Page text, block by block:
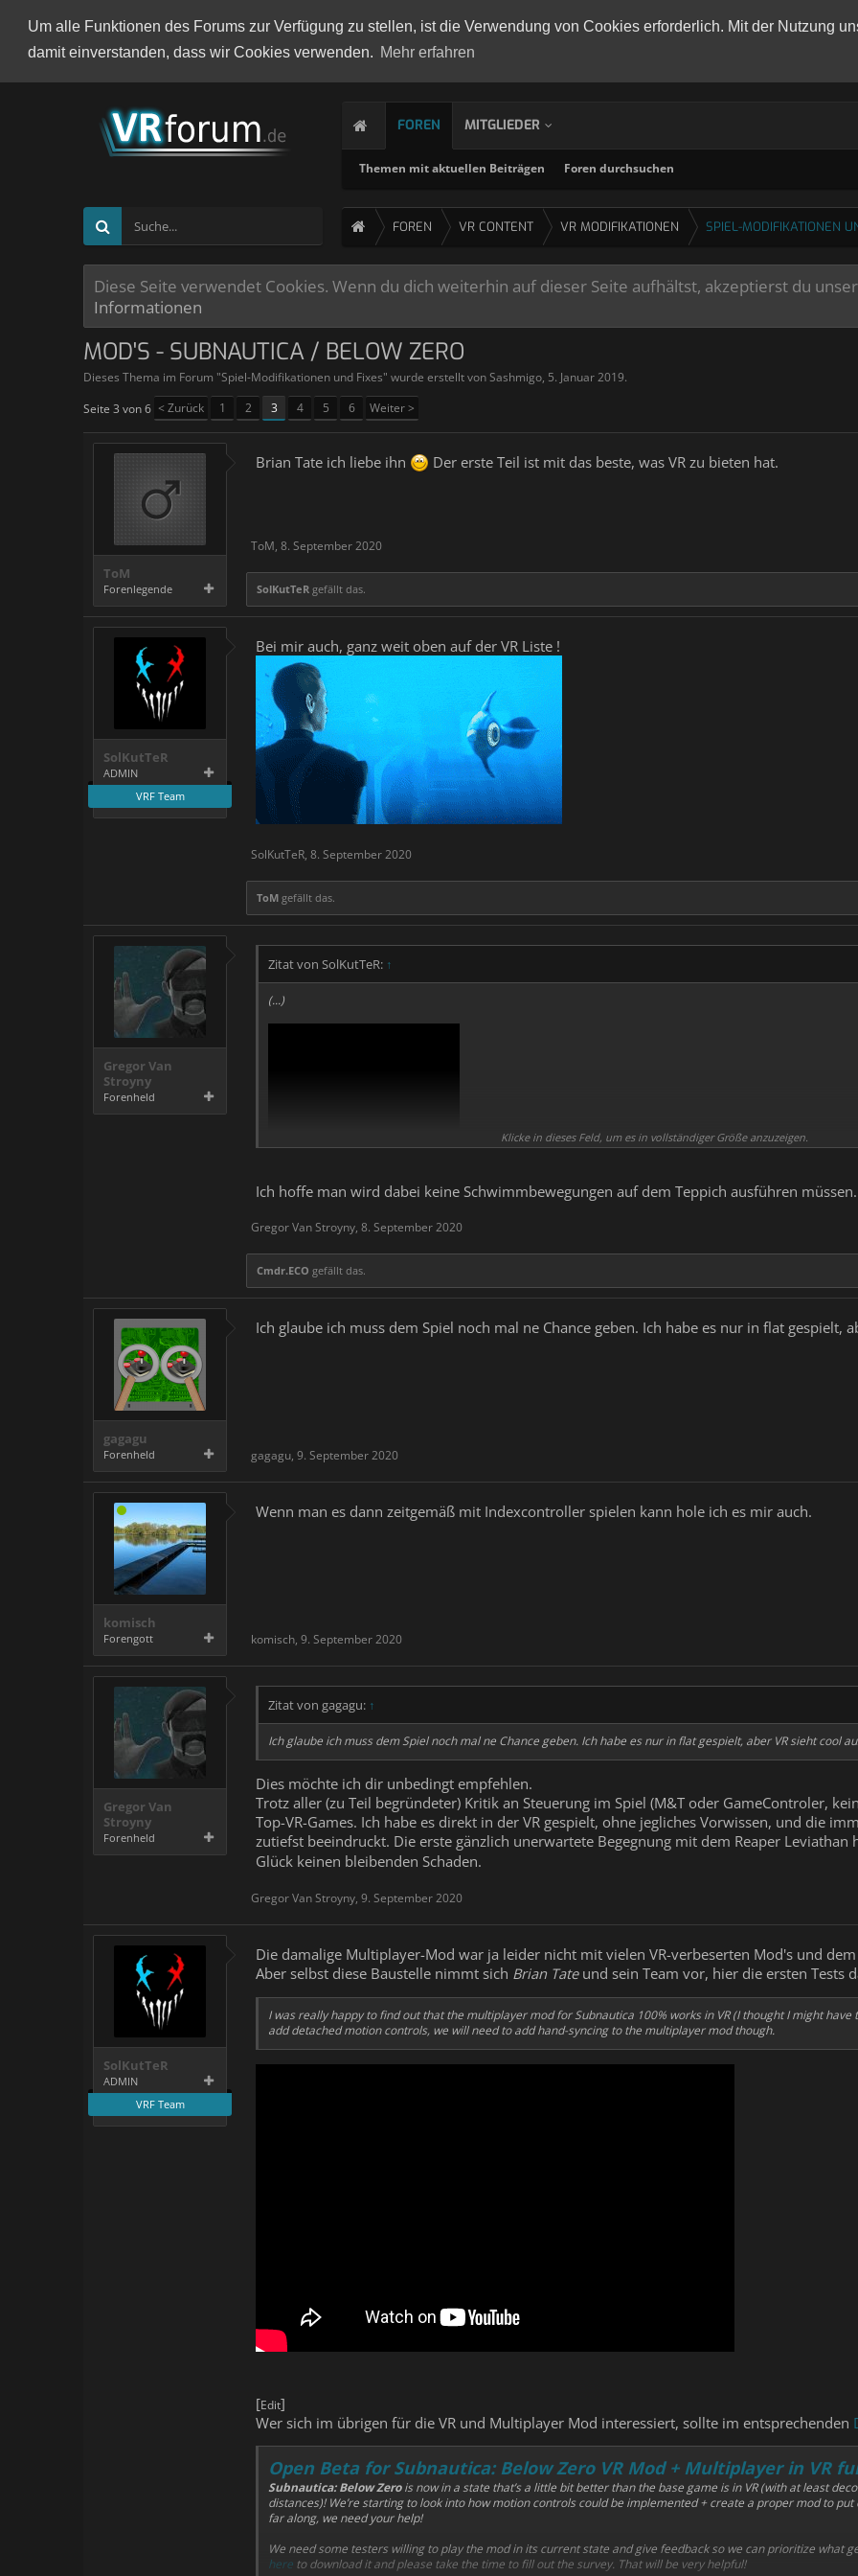
Um alle Funktionen des Forums zur Verfügung zu stellen, ist die Verwendung von Cookies erforderlich. Mit der Nutzung
damit einverstanden, dass wir Cookies verwenden. Mehr erfahren
FOREN
Themen mit aktuellen Beiträgen Foren durchsuchen
MITGLIEDER
FOREN VR CONTENT VR MODIFIKATIONEN SPIEL-MODIFIKATIONEN
Diese Seite verwendet Cookies. Wenn du dich weiterhin auf dieser Seite aufhältst, akzeptierst du
Informationen
MOD'S - SUBNAUTICA / BELOW ZERO
Dieses Thema im Forum "Spiel-Modifikationen und Fixes" wurde erstellt vonSashmigo, 5. Januar 2019.
Seite 3 von 6 < Zurück 1 2 3 4 5 6 Weiter >
ToM
Forenlegende
Brian Tate ich liebe ihn Der erste Teil ist mit das beste, was VR zu bieten hat.
ToM, 8. September 2020
SolKutTeR gefällt das.
SolKutTeR
ADMIN
VRF Team
Bei mir auch, ganz weit oben auf der VR Liste !
SolKutTeR, 8. September 2020
ToM gefällt das.
Gregor Van
Stroyny
Forenheld
Zitat von SolKutTeR: ↑
(...)
Klicke in dieses Feld, um es in vollständiger Größe anzuzeigen.
Ich hoffe man wird dabei keine Schwimmbewegungen auf dem Teppich ausführen müssen.
Gregor Van Stroyny, 8. September 2020
Cmdr.ECO gefällt das.
gagagu
Forenheld
Ich glaube ich muss dem Spiel noch mal ne Chance geben. Ich habe es nur in flat gespielt,
gagagu, 9. September 2020
komisch
Forengott
Wenn man es dann zeitgemäß mit Indexcontroller spielen kann hole ich es mir auch.
komisch, 9. September 2020
Gregor Van
Stroyny
Forenheld
Zitat von gagagu: ↑
Ich glaube ich muss dem Spiel noch mal ne Chance geben. Ich habe es nur in flat gespielt, aber VR sieht cool
Dies möchte ich dir unbedingt empfehlen.
Trotz aller (zu Teil begründeter) Kritik an Steuerung im Spiel (M&T oder GameControler,
Top-VR-Games. Ich habe es direkt in der VR gespielt, ohne jegliches Vorwissen, und die
zutiefst beeindruckt. Die erste gänzlich unerwartete Begegnung mit dem Reaper
Glück keinen bleibenden Schaden.
Gregor Van Stroyny, 9. September 2020
SolKutTeR
ADMIN
VRF Team
Die damalige Multiplayer-Mod war ja leider nicht mit vielen VR-verbeserten Mod's und
Aber selbst diese Baustelle nimmt sich Brian Tateund sein Team vor, hier die ersten Tests
I was really happy to find out that the multiplayer mod for Subnautica 100% works in VR (I thought I might
add detached motion controls, we will need to add hand-syncing to the multiplayer mod though.
[Edit]
Wer sich im übrigen für die VR und Multiplayer Mod interessiert, sollte im entsprechenden
Open Beta for Subnautica: Below Zero VR Mod + Multiplayer in VR
Subnautica: Below Zerois now in a state that’s a little bit better than the base game is in VR (with at least
distances)! We’re starting to look into how motion controls could be implemented + create a proper mod to
far along, we need your help!
We need some testers willing to play the mod in its current state and give feedback so we can prioritize what
here to download it and please take the time to fill out the survey. That will be very helpful!